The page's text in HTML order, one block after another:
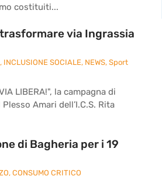
costituiti...
via Ingrassia
, INCLUSIONE SOCIALE, NEWS, Sport
LIBERA!", la campagna di
Amari dell’I.C.S. Rita
di Bagheria per i 19
, CONSUMO CRITICO